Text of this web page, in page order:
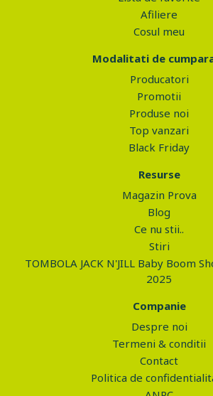
Afiliere
Cosul meu
Modalitati de
Producatori
Promotii
Produse noi
Top vanzari
Black Friday
Resurse
Magazin Prova
Blog
Ce nu stii..
Stiri
TOMBOLA JACK N'JILL Baby Boom
2025
Companie
Despre noi
Termeni & conditii
Contact
Politica de